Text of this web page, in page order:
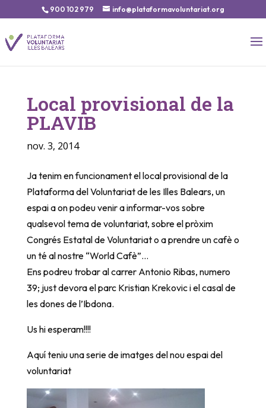
900 102 979 info@plataformavoluntariat.org
Local provisional de la
PLAVIB
nov. 3, 2014
Ja tenim en funcionament el local provisional de la
Plataforma del Voluntariat de les Illes Balears, un
espai a on podeu venir a informar-vos sobre
qualsevol tema de voluntariat, sobre el pròxim
Congrés Estatal de Voluntariat o a prendre un cafè o
un té al nostre “World Cafè”…
Ens podreu trobar al carrer Antonio Ribas, numero
39; just devora el parc Kristian Krekovic i el casal de
les dones de l’Ibdona.
Us hi esperam!!!!
Aquí teniu una serie de imatges del nou espai del
voluntariat